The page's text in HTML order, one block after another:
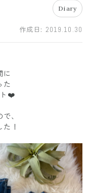
Diary
作成日: 2019.10.30
に
た
ト❤️
、
！